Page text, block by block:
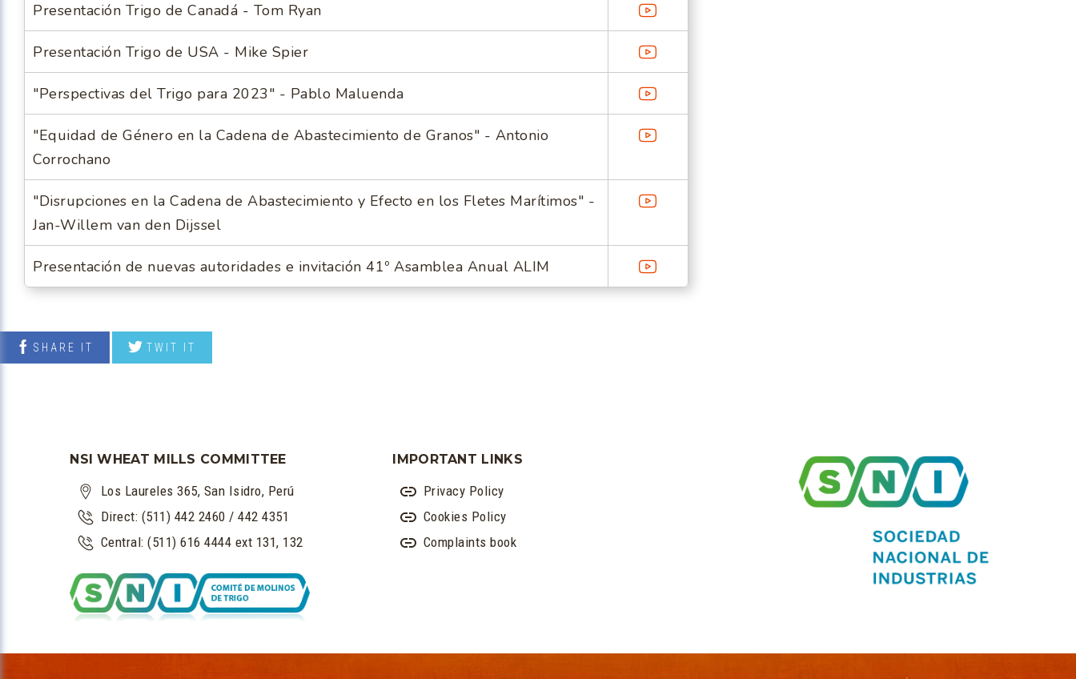
Presentación Trigo de Canadá - Tom Ryan
Presentación Trigo de USA - Mike Spier
"Perspectivas del Trigo para 2023" - Pablo Maluenda
"Equidad de Género en la Cadena de Abastecimiento de Granos" - Antonio
Corrochano
"Disrupciones en la Cadena de Abastecimiento y Efecto en los Fletes Marítimos" -
Jan-Willem van den Dijssel
Presentación de nuevas autoridades e invitación 41º Asamblea Anual ALIM
SHARE IT TWIT IT
NSI WHEAT MILLS COMMITTEE
Los Laureles 365, San Isidro, Perú
Direct: (511) 442 2460 / 442 4351
Central: (511) 616 4444 ext 131, 132
IMPORTANT LINKS
Privacy Policy
Cookies Policy
Complaints book